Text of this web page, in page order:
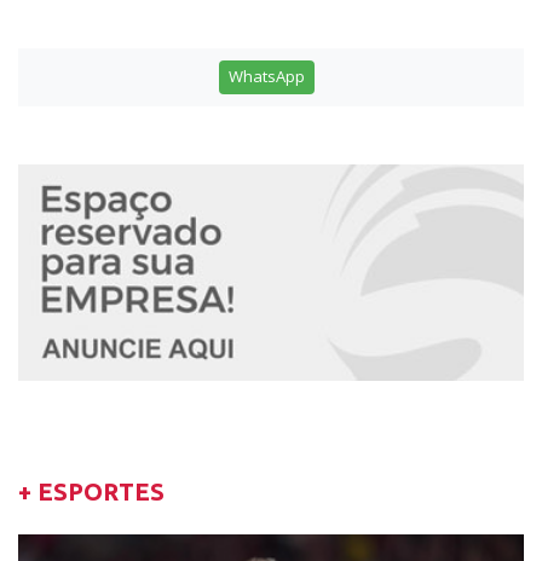
WhatsApp
+ ESPORTES